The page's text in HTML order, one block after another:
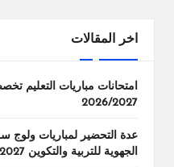
اخر المقالات
امتحانات مباريات التعليم
2026/2027
عدة التحضير لمباريات ولوج
الجهوية للتربية والتكوين 2026/2027